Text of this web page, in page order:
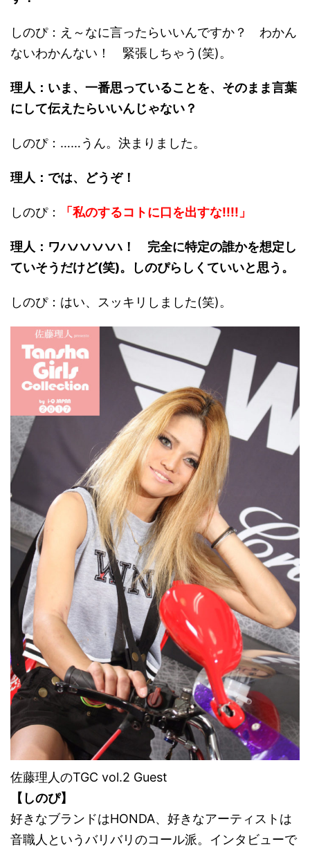
しのぴ：え～なに言ったらいいんですか？ わかん
ないわかんない！ 緊張しちゃう(笑)。
理人：いま、一番思っていることを、そのまま言葉
にして伝えたらいいんじゃない？
しのぴ：……うん。決まりました。
理人：では、どうぞ！
しのぴ： 「私のするコトに口を出すな!!!!」
理人：ワハハハハハ！ 完全に特定の誰かを想定し
ていそうだけど(笑)。しのぴらしくていいと思う。
しのぴ：はい、スッキリしました(笑)。
佐藤理人のTGC vol.2 Guest
【しのぴ】
好きなブランドはHONDA、好きなアーティストは
音職人というバリバリのコール派。インタビューで